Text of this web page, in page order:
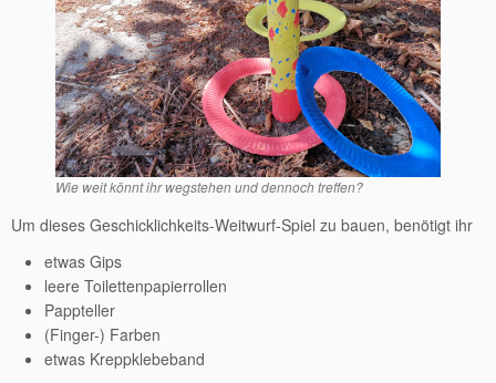
Wie weit könnt ihr wegstehen und dennoch treffen?
Um dieses Geschicklichkeits-Weitwurf-Spiel zu bauen, benötigt ihr
etwas Gips
leere Toilettenpapierrollen
Pappteller
(Finger-) Farben
etwas Kreppklebeband